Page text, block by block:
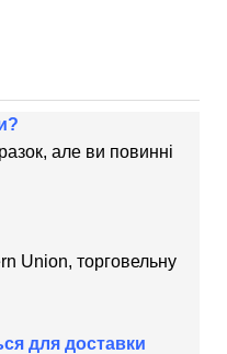
але ви повинні
Union, торговельну
для доставки